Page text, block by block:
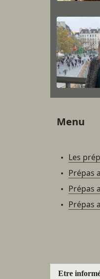
Menu
Les
Prépas
Prépas
Prépas
Etre